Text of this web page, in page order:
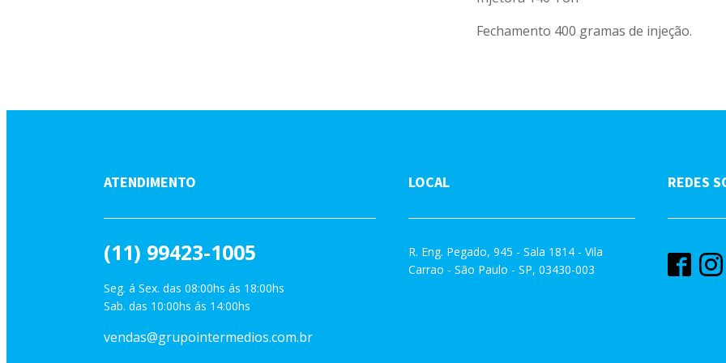
Fechamento 400 gramas de injeção.
ATENDIMENTO
(11) 99423-1005
Seg. á Sex. das 08:00hs ás 18:00hs
Sab. das 10:00hs ás 14:00hs
vendas@grupointermedios.com.br
LOCAL
R. Eng. Pegado, 945 - Sala 1814 - Vila
Carrao - São Paulo - SP, 03430-003
REDES